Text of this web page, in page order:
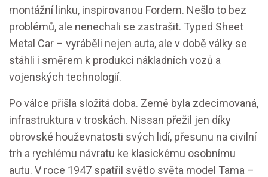
montážní linku, inspirovanou Fordem. Nešlo to bez
problémů, ale nenechali se zastrašit. Typed Sheet
Metal Car – vyráběli nejen auta, ale v době války se
stáhli i směrem k produkci nákladních vozů a
vojenských technologií.
Po válce přišla složitá doba. Země byla zdecimovaná,
infrastruktura v troskách. Nissan přežil jen díky
obrovské houževnatosti svých lidí, přesunu na civilní
trh a rychlému návratu ke klasickému osobnímu
autu. V roce 1947 spatřil světlo světa model Tama –